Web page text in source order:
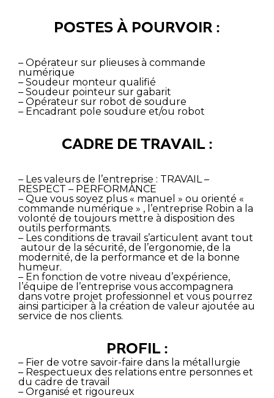
POSTES À POURVOIR :
– Opérateur sur plieuses à commande
numérique
– Soudeur monteur qualifié
– Soudeur pointeur sur gabarit
– Opérateur sur robot de soudure
– Encadrant pole soudure et/ou robot
CADRE DE TRAVAIL :
– Les valeurs de l’entreprise : TRAVAIL –
RESPECT – PERFORMANCE
– Que vous soyez plus « manuel » ou orienté «
commande numérique » , l’entreprise Robin a la
volonté de toujours mettre à disposition des
outils performants.
– Les conditions de travail s’articulent avant tout
autour de la sécurité, de l’ergonomie, de la
modernité, de la performance et de la bonne
humeur.
– En fonction de votre niveau d’expérience,
l’équipe de l’entreprise vous accompagnera
dans votre projet professionnel et vous pourrez
ainsi participer à la création de valeur ajoutée au
service de nos clients.
PROFIL :
– Fier de votre savoir-faire dans la métallurgie
– Respectueux des relations entre personnes et
du cadre de travail
– Organisé et rigoureux